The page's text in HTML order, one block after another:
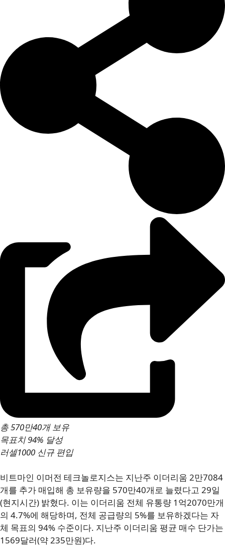
총 570만40개 보유
목표치 94% 달성
러셀1000 신규 편입
비트마인 이머전 테크놀로지스는 지난주 이더리움 2만7084
개를 추가 매입해 총 보유량을 570만40개로 늘렸다고 29일
(현지시간) 밝혔다. 이는 이더리움 전체 유통량 1억2070만개
의 4.7%에 해당하며, 전체 공급량의 5%를 보유하겠다는 자
체 목표의 94% 수준이다. 지난주 이더리움 평균 매수 단가는
1569달러(약 235만원)다.